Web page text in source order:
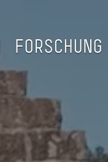
FORSCHUNG